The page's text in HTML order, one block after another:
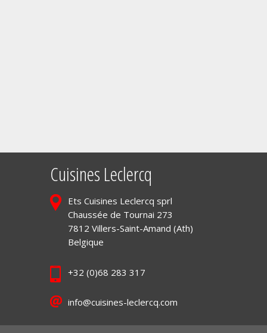
Cuisines Leclercq
Ets Cuisines Leclercq sprl
Chaussée de Tournai 273
7812 Villers-Saint-Amand (Ath)
Belgique
+32 (0)68 283 317
info@cuisines-leclercq.com